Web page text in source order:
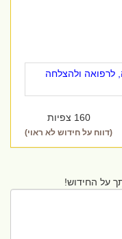
ולהצלחה
160 צפיות
(דווח על חידוש לא ראוי)
החידוש!